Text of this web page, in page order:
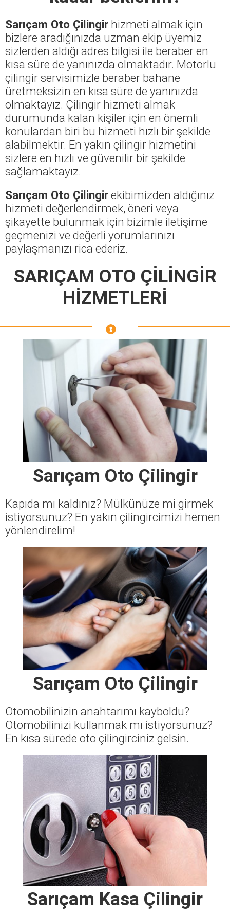
Sarıçam Oto Çilingir hizmeti almak için
bizlere aradığınızda uzman ekip üyemiz
sizlerden aldığı adres bilgisi ile beraber en
kısa süre de yanınızda olmaktadır. Motorlu
çilingir servisimizle beraber bahane
üretmeksizin en kısa süre de yanınızda
olmaktayız. Çilingir hizmeti almak
durumunda kalan kişiler için en önemli
konulardan biri bu hizmeti hızlı bir şekilde
alabilmektir. En yakın çilingir hizmetini
sizlere en hızlı ve güvenilir bir şekilde
sağlamaktayız.
Sarıçam Oto Çilingirekibimizden aldığınız
hizmeti değerlendirmek, öneri veya
şikayette bulunmak için bizimle iletişime
geçmenizi ve değerli yorumlarınızı
paylaşmanızı rica ederiz.
SARIÇAM OTO ÇİLİNGİR
HİZMETLERİ
Sarıçam Oto Çilingir
Kapıda mı kaldınız? Mülkünüze mi girmek
istiyorsunuz? En yakın çilingircimizi hemen
yönlendirelim!
Sarıçam Oto Çilingir
Otomobilinizin anahtarımı kayboldu?
Otomobilinizi kullanmak mı istiyorsunuz?
En kısa sürede oto çilingirciniz gelsin.
Sarıçam Kasa Çilingir